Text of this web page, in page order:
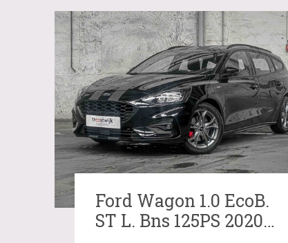
Ford Wagon 1.0 EcoB.
ST L. Bns 125PS 2020,